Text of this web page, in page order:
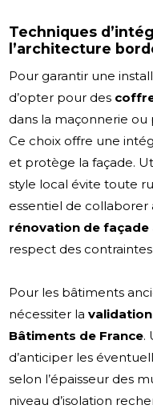
Techniques
l’architecture
Pour garantir une
d’opter pour des
dans la maçonnerie ou
Ce choix offre une
et protège la façade.
style local évite toute
essentiel de collaborer
rénovation de façade
respect des
Pour les bâtiments
nécessiter la
Bâtiments de France.
d’anticiper les
selon l’épaisseur des
niveau d’isolation